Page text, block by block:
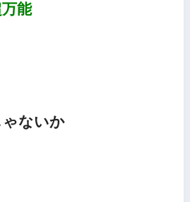
能
ないか